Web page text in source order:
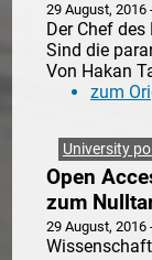
29 August, 2016
Der Chef
Sind die
Von Hakan
zum
University
Open
zum
29 August, 2016